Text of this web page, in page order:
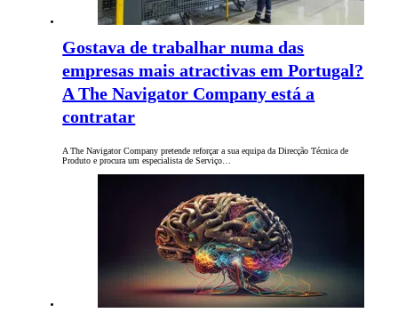
Gostava de trabalhar numa das
empresas mais atractivas em Portugal?
A The Navigator Company está a
contratar
A The Navigator Company pretende reforçar a sua equipa da Direcção Técnica de
Produto e procura um especialista de Serviço…